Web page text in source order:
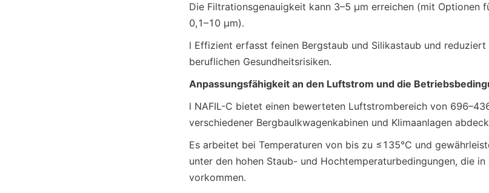
Die Filtrationsgenauigkeit kann 3–5 μm erreichen (mit Optionen
0,1–10 μm).
l Effizient erfasst feinen Bergstaub und Silikastaub und
beruflichen Gesundheitsrisiken.
Anpassungsfähigkeit an den Luftstrom und die
l NAFIL-C bietet einen bewerteten Luftstrombereich von
verschiedener Bergbaulkwagenkabinen und Klimaanlagen
Es arbeitet bei Temperaturen von bis zu ≤135°C und
unter den hohen Staub- und Hochtemperaturbedingungen, die in
vorkommen.